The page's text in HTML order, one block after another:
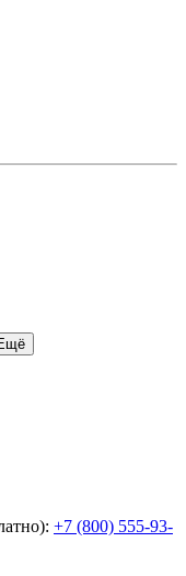
+7 (800) 555-93-